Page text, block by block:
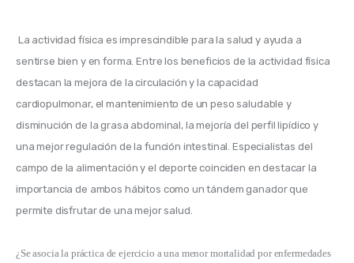
La actividad física es imprescindible para la salud y ayuda a
sentirse bien y en forma. Entre los beneficios de la actividad física
destacan la mejora de la circulación y la capacidad
cardiopulmonar, el mantenimiento de un peso saludable y
disminución de la grasa abdominal, la mejoría del perfil lipídico y
una mejor regulación de la función intestinal. Especialistas del
campo de la alimentación y el deporte coinciden en destacar la
importancia de ambos hábitos como un tándem ganador que
permite disfrutar de una mejor salud.
¿Se asocia la práctica de ejercicio a una menor mortalidad por enfermedades